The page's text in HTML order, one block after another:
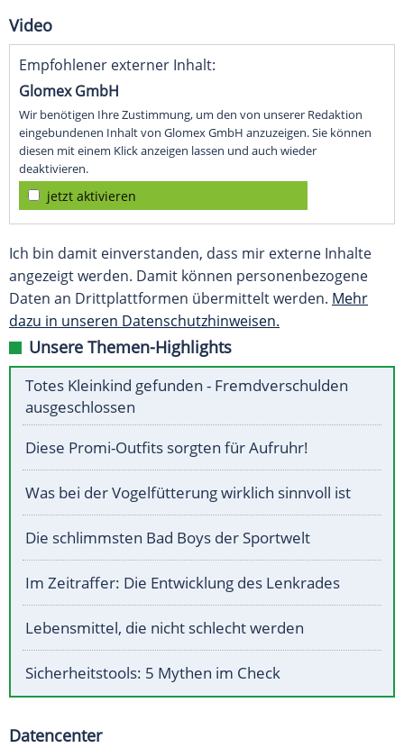
Video
Empfohlener externer Inhalt:
Glomex GmbH
Wir benötigen Ihre Zustimmung, um den von unserer Redaktion
eingebundenen Inhalt von Glomex GmbH anzuzeigen. Sie können
diesen mit einem Klick anzeigen lassen und auch wieder
deaktivieren.
jetzt aktivieren
Ich bin damit einverstanden, dass mir externe Inhalte
angezeigt werden. Damit können personenbezogene
Daten an Drittplattformen übermittelt werden. Mehr
dazu in unseren Datenschutzhinweisen.
Unsere Themen-Highlights
Totes Kleinkind gefunden - Fremdverschulden
ausgeschlossen
Diese Promi-Outfits sorgten für Aufruhr!
Was bei der Vogelfütterung wirklich sinnvoll ist
Die schlimmsten Bad Boys der Sportwelt
Im Zeitraffer: Die Entwicklung des Lenkrades
Lebensmittel, die nicht schlecht werden
Sicherheitstools: 5 Mythen im Check
Datencenter